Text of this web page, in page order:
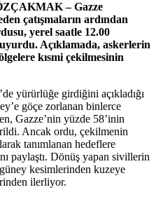
– Gazze
çatışmaların ardından
yerel saatle 12.00
Açıklamada, askerlerin
kısmi çekilmesinin
yürürlüğe girdiğini açıkladığı
göçe zorlanan binlerce
Gazze’nin yüzde 58’inin
Ancak ordu, çekilmenin
tanımlanan hedeflere
paylaştı. Dönüş yapan sivillerin
kesimlerinden kuzeye
ilerliyor.